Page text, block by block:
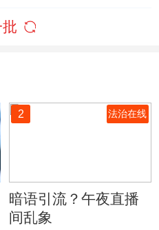
2 法治在线
暗语引流？午夜直播
间乱象